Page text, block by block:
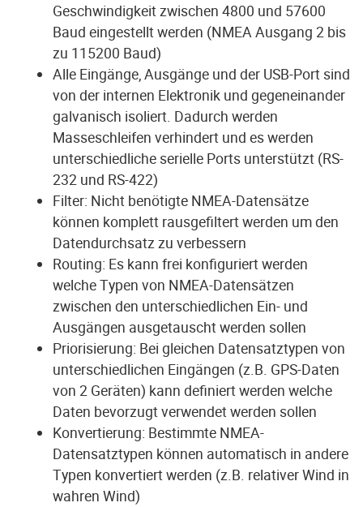
Geschwindigkeit zwischen 4800 und 57600
Baud eingestellt werden (NMEA Ausgang 2 bis
zu 115200 Baud)
Alle Eingänge, Ausgänge und der USB-Port sind
von der internen Elektronik und gegeneinander
galvanisch isoliert. Dadurch werden
Masseschleifen verhindert und es werden
unterschiedliche serielle Ports unterstützt (RS-
232 und RS-422)
Filter: Nicht benötigte NMEA-Datensätze
können komplett rausgefiltert werden um den
Datendurchsatz zu verbessern
Routing: Es kann frei konfiguriert werden
welche Typen von NMEA-Datensätzen
zwischen den unterschiedlichen Ein- und
Ausgängen ausgetauscht werden sollen
Priorisierung: Bei gleichen Datensatztypen von
unterschiedlichen Eingängen (z.B. GPS-Daten
von 2 Geräten) kann definiert werden welche
Daten bevorzugt verwendet werden sollen
Konvertierung: Bestimmte NMEA-
Datensatztypen können automatisch in andere
Typen konvertiert werden (z.B. relativer Wind in
wahren Wind)